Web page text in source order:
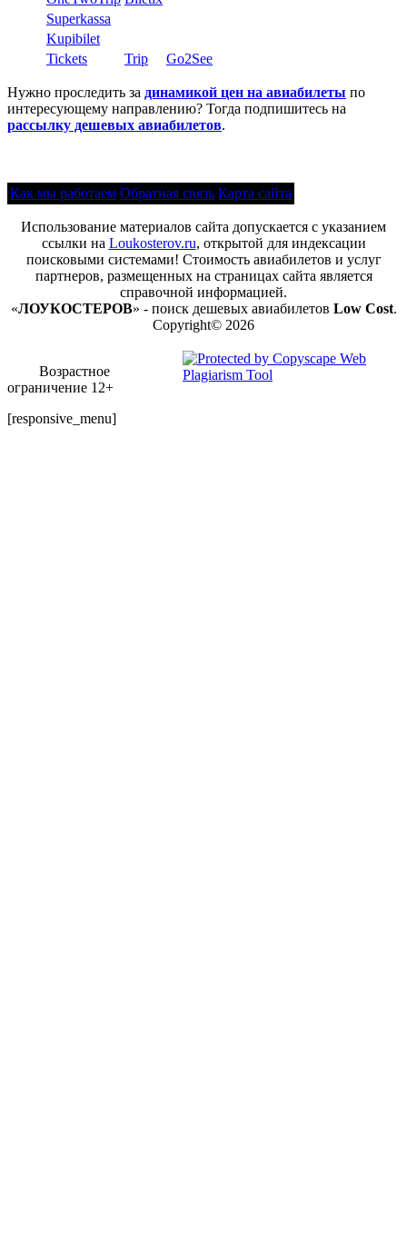
Superkassa
Kupibilet
Tickets
Trip Go2See
Нужно проследить за динамикой цен на авиабилеты по
интересующему направлению? Тогда подпишитесь на
рассылку дешевых авиабилетов.
Как мы работаем Обратная связь Карта сайта
Использование материалов сайта допускается с указанием
ссылки на Loukosterov.ru, открытой для индексации
поисковыми системами! Стоимость авиабилетов и услуг
партнеров, размещенных на страницах сайта является
справочной информацией.
«ЛОУКОСТЕРОВ» - поиск дешевых авиабилетов Low Cost.
Copyright© 2026
Возрастное
ограничение 12+
[responsive_menu]